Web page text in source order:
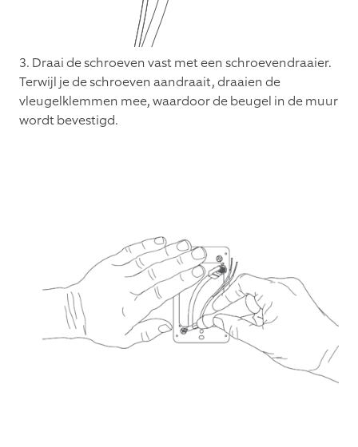
3. Draai de schroeven vast met een schroevendraaier.
Terwijl je de schroeven aandraait, draaien de
vleugelklemmen mee, waardoor de beugel in de muur
wordt bevestigd.